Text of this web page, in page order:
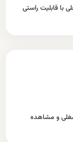
با قابلیت راستی
شغلی و مشاهده